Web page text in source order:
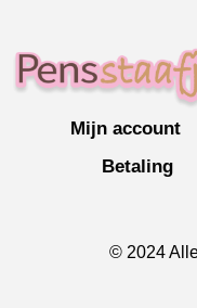
Mijn account
Betaling
© 2024